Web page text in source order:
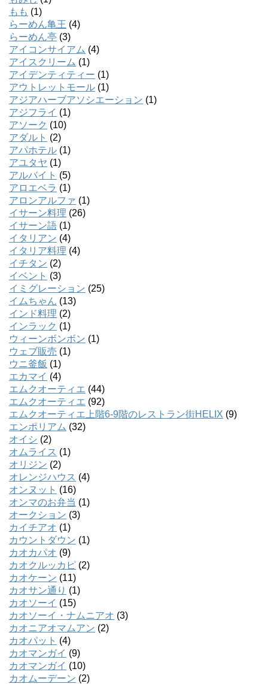
もも (1)
らーめん亀王 (4)
らーめん亭 (3)
アイコンサイアム (4)
アイスクリーム (1)
アイデンティティー (1)
アウトレットモール (1)
アジアハーブアソシエーション (1)
アジフライ (1)
アソーク (10)
アダルト (2)
アパホテル (1)
アユタヤ (1)
アルバイト (5)
アロエベラ (1)
アロンアルファ (1)
イサーン料理 (26)
イサーン語 (1)
イタリアン (4)
イタリア料理 (4)
イチタン (2)
イベント (3)
イミグレーション (25)
イムちゃん (13)
インド料理 (2)
インラック (1)
ウィーンボンボン (1)
ウェブ販売 (1)
ウニ釜飯 (1)
エカマイ (4)
エムクオーティエ (44)
エムクオーティエ (92)
エムクオーティエ上階6-9階のレストラン街HELIX (9)
エンポリアム (32)
オイシ (2)
オムライス (1)
オリジン (2)
オレンジハウス (4)
オンヌット (16)
オンマのお弁当 (1)
オークション (3)
カイチアオ (1)
カウントダウン (1)
カオカパオ (9)
カオクルッカピ (2)
カオケーン (11)
カオサン通り (1)
カオソーイ (15)
カオソーイ・ナムニアオ (3)
カオニアオマムアン (2)
カオパット (4)
カオマンガイ (9)
カオマンガイ (10)
カオムーデーン (2)